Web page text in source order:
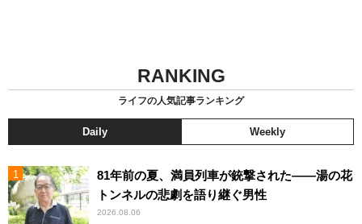
RANKING
ライフの人気記事ランキング
Daily Weekly
81年前の夏、満員列車が銃撃された――湯の花
トンネルの悲劇を語り継ぐ男性
2026.08.06